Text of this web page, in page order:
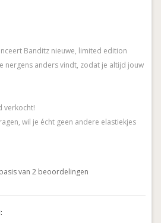
Banditz nieuwe, limited edition
nergens anders vindt, zodat je altijd jouw
verkocht!
wil je écht geen andere elastiekjes
van 2 beoordelingen